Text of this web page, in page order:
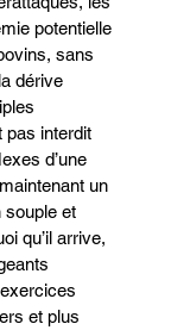
potentielle
sans
dérive
pas interdit
d’une
un
souple et
qu’il arrive,
et plus